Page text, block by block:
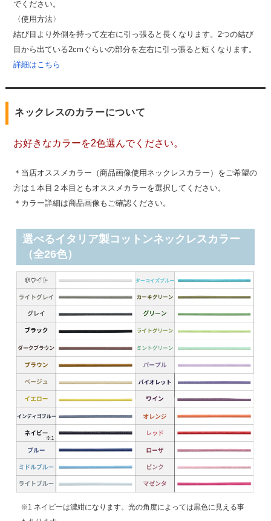
でください。
〈使用方法〉
結び目より外側を持って左右に引っ張ると長くなります。2つの結び
目から出ている2cmぐらいの部分を左右に引っ張ると短くなります。
詳細はこちら
ネックレスのカラーについて
お好きなカラーを2色選んでください。
＊当店オススメカラー（商品画像使用ネックレスカラー）をご希望の
方は１本目２本目ともオススメカラーを選択してください。
＊カラー詳細は商品画像もご確認ください。
選べるイタリア製コットンネックレスカラー
（全26色）
※1 ネイビーは濃紺になります。光の角度によっては黒色に見える事